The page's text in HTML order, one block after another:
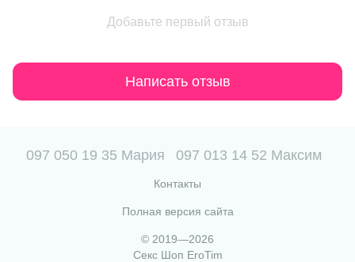
Добавьте первый отзыв
Написать отзыв
097 050 19 35 Мария 097 013 14 52 Максим
Контакты
Полная версия сайта
© 2019—2026
Секс Шоп EroTim